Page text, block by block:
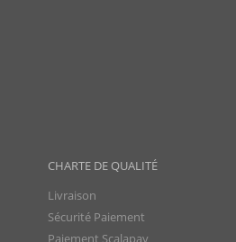
CHARTE DE QUALITÉ
Livraison
Sécurité Paiement